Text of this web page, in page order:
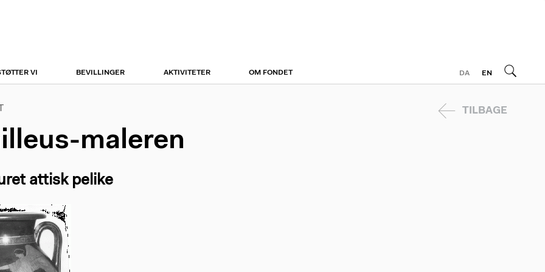
VI BEVILLINGER AKTIVITETER OM FONDET DA EN
TILBAGE
maleren
attisk pelike